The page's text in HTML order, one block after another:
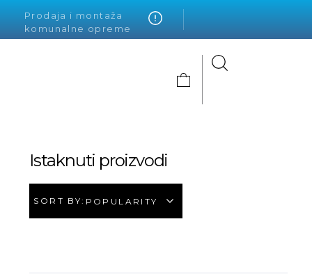
Prodaja i montaža
komunalne opreme
Istaknuti proizvodi
SORT BY: POPULARITY